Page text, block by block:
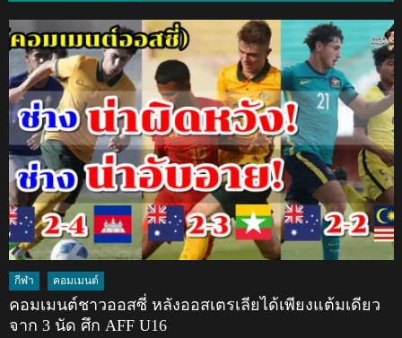
กีฬา คอมเมนต์
คอมเมนต์ชาวออสซี่ หลังออสเตรเลียได้เพียงแต้มเดียว
จาก 3 นัด ศึก AFF U16